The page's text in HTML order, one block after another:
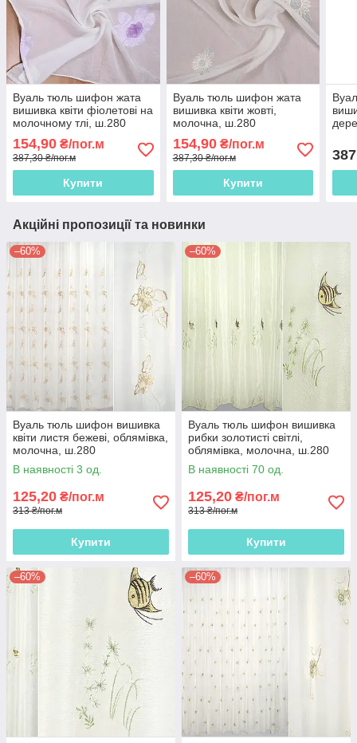
Вуаль тюль шифон жата
вишивка квіти фіолетові на
молочному тлі, ш.280
154,90 ₴/пог.м
387,30 ₴/пог.м
Купити
Вуаль тюль шифон жата
вишивка квіти жовті,
молочна, ш.280
154,90₴/пог.м
387,30 ₴/пог.м
Купити
Акційні пропозиції та новинки
–60%
Вуаль тюль шифон вишивка
квіти листя бежеві, облямівка,
молочна, ш.280
В наявності 3 од.
125,20 ₴/пог.м
313 ₴/пог.м
Купити
–60%
Вуаль тюль шифон вишивка
рибки золотисті світлі,
облямівка, молочна, ш.280
В наявності 70 од.
125,20 ₴/пог.м
313 ₴/пог.м
Купити
–60% –60%